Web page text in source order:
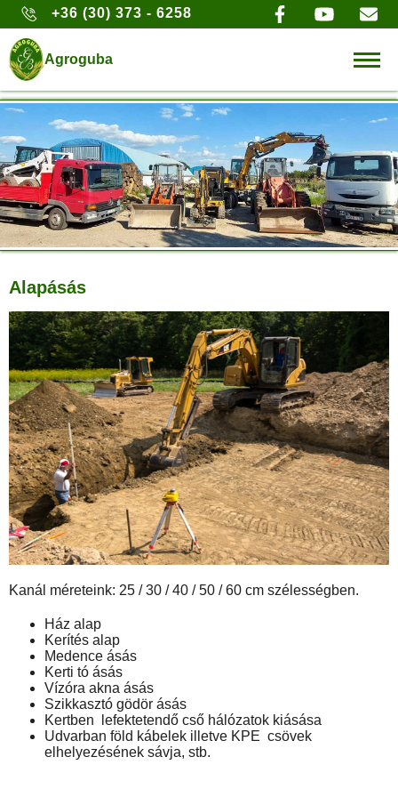
+36 (30) 373 - 6258
Agroguba
Alapásás
Kanál méreteink: 25 / 30 / 40 / 50 / 60 cm szélességben.
Ház alap
Kerítés alap
Medence ásás
Kerti tó ásás
Vízóra akna ásás
Szikkasztó gödör ásás
Kertben lefektetendő cső hálózatok kiásása
Udvarban föld kábelek illetve KPE csövek
elhelyezésének sávja, stb.